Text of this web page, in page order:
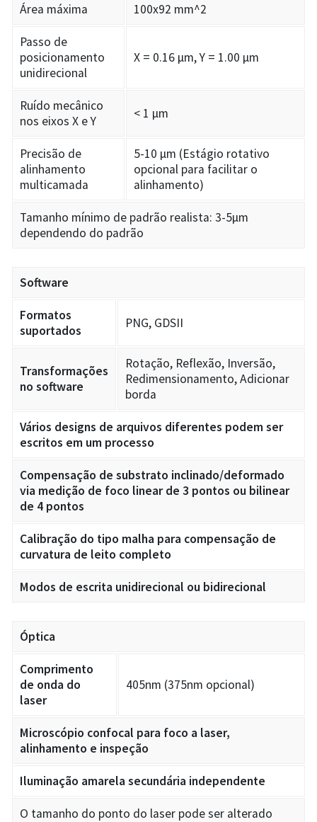
Área máxima 100x92 mm^2
Passo de
posicionamento
unidirecional
X = 0.16 µm, Y = 1.00 µm
Ruído mecânico
nos eixos X e Y
< 1 µm
Precisão de
alinhamento
multicamada
5-10 µm (Estágio rotativo
opcional para facilitar o
alinhamento)
Tamanho mínimo de padrão realista: 3-5µm
dependendo do padrão
Software
Formatos
suportados
PNG, GDSII
Transformações
no software
Rotação, Reflexão, Inversão,
Redimensionamento, Adicionar
borda
Vários designs de arquivos diferentes podem ser
escritos em um processo
Compensação de substrato inclinado/deformado
via medição de foco linear de 3 pontos ou bilinear
de 4 pontos
Calibração do tipo malha para compensação de
curvatura de leito completo
Modos de escrita unidirecional ou bidirecional
Óptica
Comprimento
de onda do
laser
405nm (375nm opcional)
Microscópio confocal para foco a laser,
alinhamento e inspeção
Iluminação amarela secundária independente
O tamanho do ponto do laser pode ser alterado